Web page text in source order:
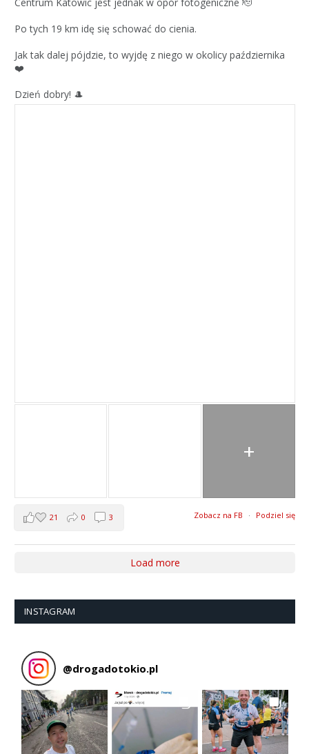
Po tych 19 km idę się schować do cienia.
Jak tak dalej pójdzie, to wyjdę z niego w okolicy października
❤️
Dzień dobry! 🎩
+
Zobacz na FB · Podziel się
21 0 3
Load more
INSTAGRAM
@drogadotokio.pl